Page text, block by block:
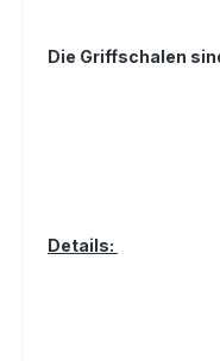
Die Griffschalen
Details: